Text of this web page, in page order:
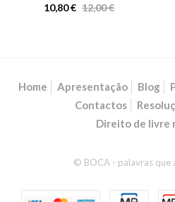
10,80 € 12,00 €
Home Apresentação Blog
Contactos
Direito de livre
© BOCA - palavras que